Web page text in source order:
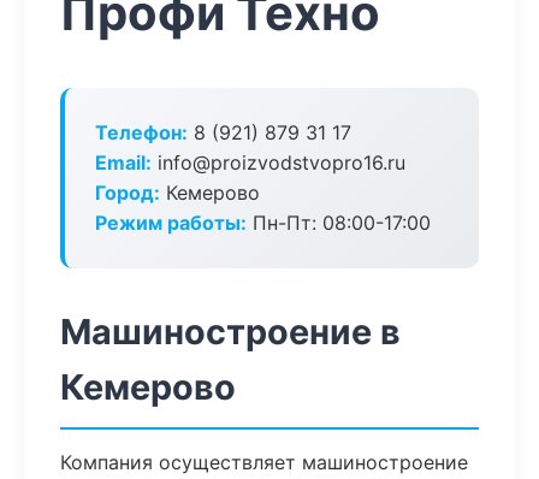
Профи Техно
Телефон: 8 (921) 879 31 17
Email: info@proizvodstvopro16.ru
Город: Кемерово
Режим работы: Пн-Пт: 08:00-17:00
Машиностроение в
Кемерово
Компания осуществляет машиностроение